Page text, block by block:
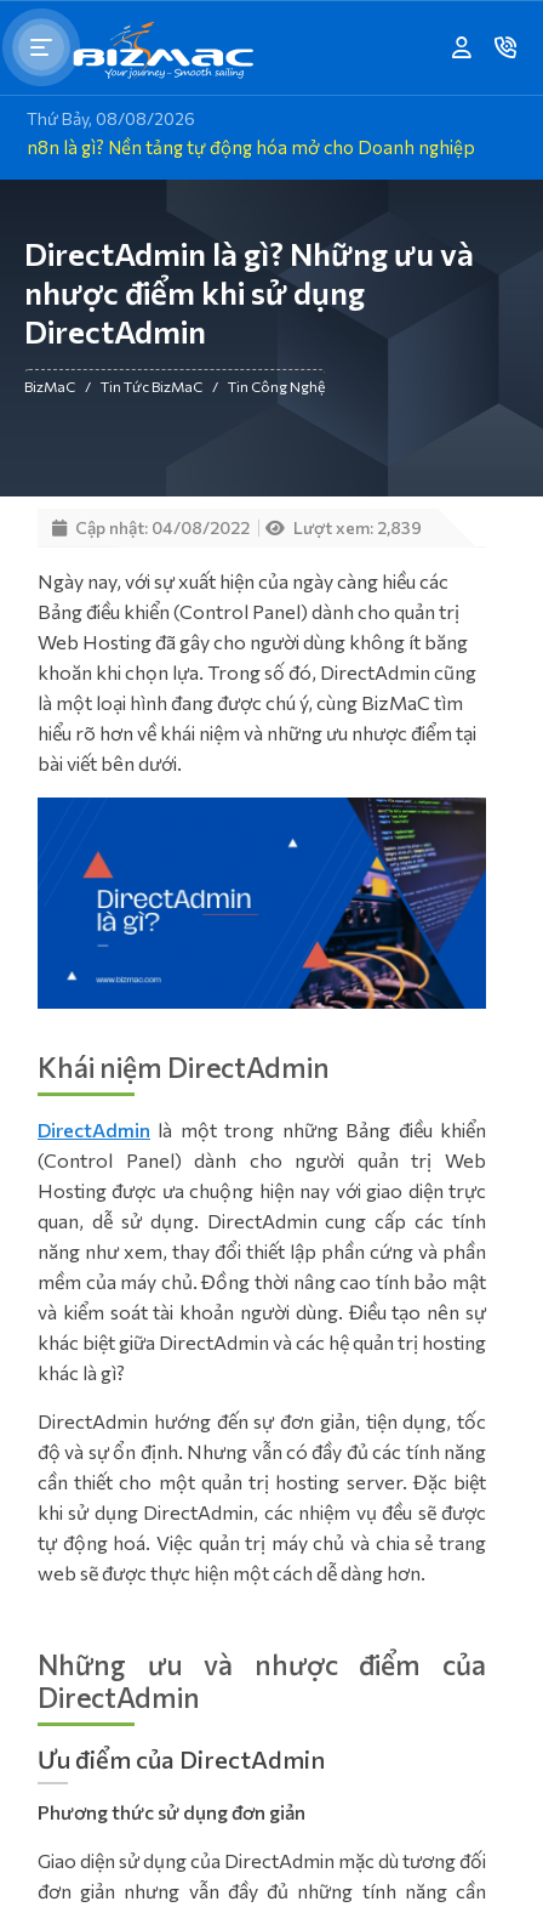
Thứ Bảy, 08/08/2026
n8n là gì? Nền tảng tự động hóa mở cho Doanh nghiệp
DirectAdmin là gì? Những ưu và
nhược điểm khi sử dụng
DirectAdmin
BizMaC / Tin Tức BizMaC / Tin Công Nghệ
Cập nhật: 04/08/2022 Lượt xem: 2,839
Ngày nay, với sự xuất hiện của ngày càng hiều các
Bảng điều khiển (Control Panel) dành cho quản trị
Web Hosting đã gây cho người dùng không ít băng
khoăn khi chọn lựa. Trong số đó, DirectAdmin cũng
là một loại hình đang được chú ý, cùng BizMaC tìm
hiểu rõ hơn về khái niệm và những ưu nhược điểm tại
bài viết bên dưới.
Khái niệm DirectAdmin
DirectAdmin là một trong những Bảng điều khiển
(Control Panel) dành cho người quản trị Web
Hosting được ưa chuộng hiện nay với giao diện trực
quan, dễ sử dụng. DirectAdmin cung cấp các tính
năng như xem, thay đổi thiết lập phần cứng và phần
mềm của máy chủ. Đồng thời nâng cao tính bảo mật
và kiểm soát tài khoản người dùng. Điều tạo nên sự
khác biệt giữa DirectAdmin và các hệ quản trị hosting
khác là gì?
DirectAdmin hướng đến sự đơn giản, tiện dụng, tốc
độ và sự ổn định. Nhưng vẫn có đầy đủ các tính năng
cần thiết cho một quản trị hosting server. Đặc biệt
khi sử dụng DirectAdmin, các nhiệm vụ đều sẽ được
tự động hoá. Việc quản trị máy chủ và chia sẻ trang
web sẽ được thực hiện một cách dễ dàng hơn.
Những ưu và nhược điểm của
DirectAdmin
Ưu điểm của DirectAdmin
Phương thức sử dụng đơn giản
Giao diện sử dụng của DirectAdmin mặc dù tương đối
đơn giản nhưng vẫn đầy đủ những tính năng cần